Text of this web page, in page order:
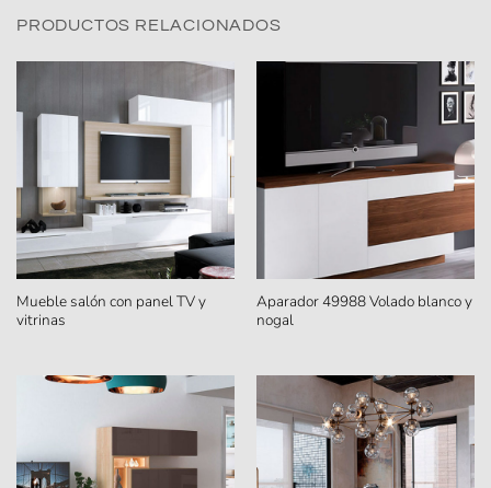
PRODUCTOS RELACIONADOS
Mueble salón con panel TV y
vitrinas
Aparador 49988 Volado blanco y
nogal